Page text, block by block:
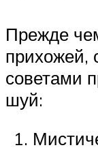
Прежде
прихожей,
советами
шуй: